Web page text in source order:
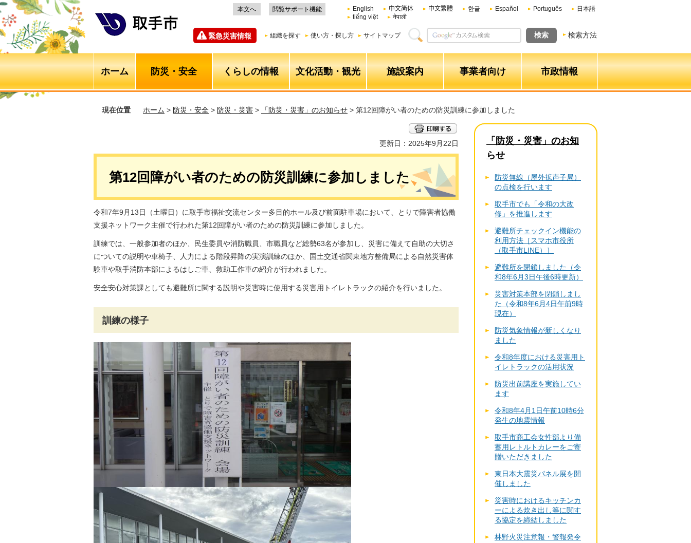
本文へ 閲覧サポート機能 English 中文简体 中文繁體 한글 Español Português
日本語
tiếng việt
नेपाली
緊急災害情報 組織を探す 使い方・探し方 サイトマップ 検索方法
ホーム 防災・安全 くらしの情報 文化活動・観光 施設案内 事業者向け 市政情報
現在位置 ホーム > 防災・安全 > 防災・災害 > 「防災・災害」のお知らせ > 第12回障がい者のための防災訓練に参加しました
更新日：2025年9月22日
第12回障がい者のための防災訓練に参加しました
令和7年9月13日（土曜日）に取手市福祉交流センター多目的ホール及び前面駐車場において、とりで障害者協働
支援ネットワーク主催で行われた第12回障がい者のための防災訓練に参加しました。
訓練では、一般参加者のほか、民生委員や消防職員、市職員など総勢63名が参加し、災害に備えて自助の大切さ
についての説明や車椅子、人力による階段昇降の実演訓練のほか、国土交通省関東地方整備局による自然災害体
験車や取手消防本部によるはしご車、救助工作車の紹介が行われました。
安全安心対策課としても避難所に関する説明や災害時に使用する災害用トイレトラックの紹介を行いました。
訓練の様子
「防災・災害」のお知
らせ
防災無線（屋外拡声子局）
の点検を行います
取手市でも「令和の大改
修」を推進します
避難所チェックイン機能の
利用方法［スマホ市役所
（取手市LINE）］
避難所を閉鎖しました（令
和8年6月3日午後6時更新）
災害対策本部を閉鎖しまし
た（令和8年6月4日午前9時
現在）
防災気象情報が新しくなり
ました
令和8年度における災害用ト
イレトラックの活用状況
防災出前講座を実施してい
ます
令和8年4月1日午前10時6分
発生の地震情報
取手市商工会女性部より備
蓄用レトルトカレーをご寄
贈いただきました
東日本大震災パネル展を開
催しました
災害時におけるキッチンカ
ーによる炊き出し等に関す
る協定を締結しました
林野火災注意報・警報発令